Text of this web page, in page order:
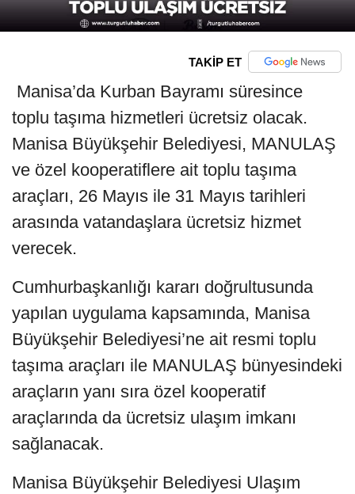
TAKİP ET
Manisa’da Kurban Bayramı süresince
toplu taşıma hizmetleri ücretsiz olacak.
Manisa Büyükşehir Belediyesi, MANULAŞ
ve özel kooperatiflere ait toplu taşıma
araçları, 26 Mayıs ile 31 Mayıs tarihleri
arasında vatandaşlara ücretsiz hizmet
verecek.
Cumhurbaşkanlığı kararı doğrultusunda
yapılan uygulama kapsamında, Manisa
Büyükşehir Belediyesi’ne ait resmi toplu
taşıma araçları ile MANULAŞ bünyesindeki
araçların yanı sıra özel kooperatif
araçlarında da ücretsiz ulaşım imkanı
sağlanacak.
Manisa Büyükşehir Belediyesi Ulaşım